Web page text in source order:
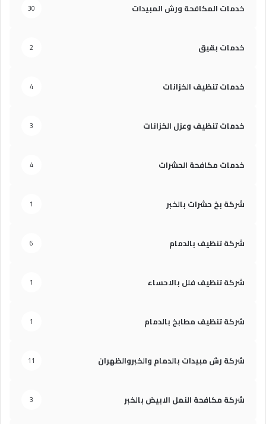
خدمات المكافحة ورش المبيدات 30
خدمات بقيق 2
خدمات تنظيف الخزانات 4
خدمات تنظيف وعزل الخزانات 3
خدمات مكافحة الحشرات 4
شركة بخ حشرات بالخبر 1
شركة تنظيف بالدمام 6
شركة تنظيف فلل بالاحساء 1
شركة تنظيف مطابخ بالدمام 1
شركة رش مبيدات بالدمام والخبروالظهران 11
شركة مكافحة النمل الابيض بالخبر 3